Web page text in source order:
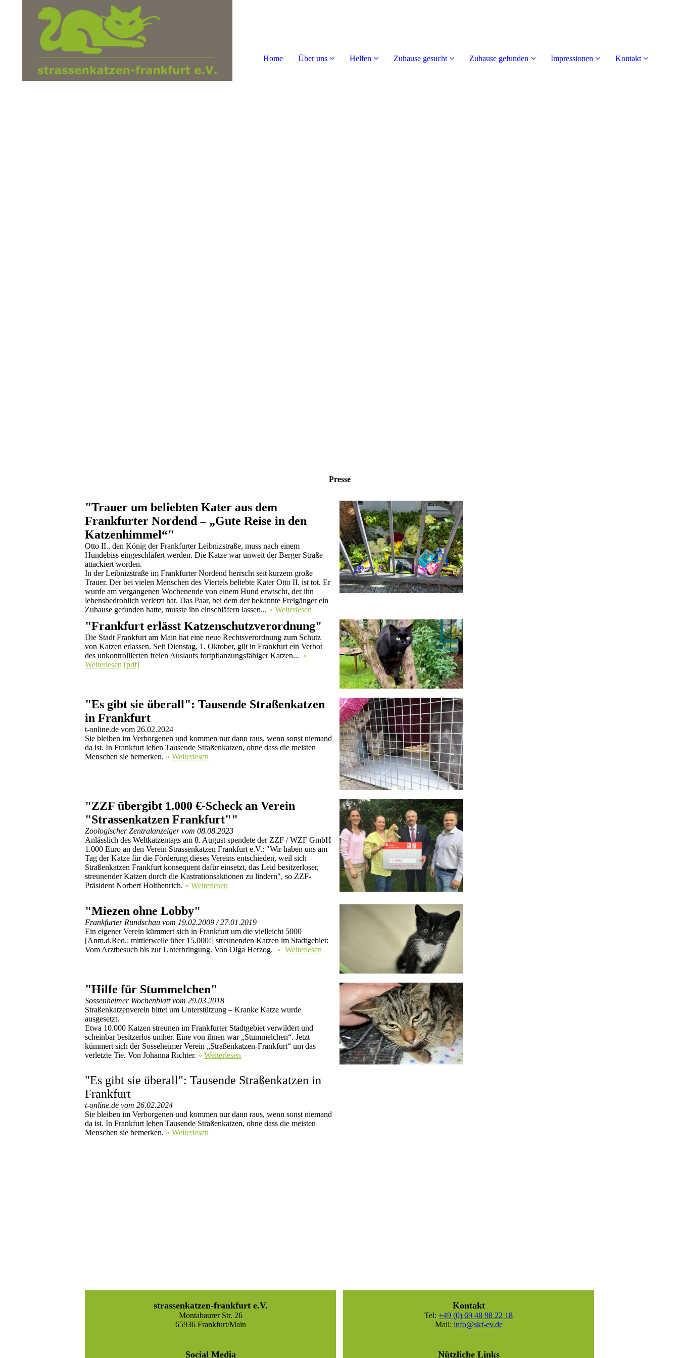
Home Über uns Helfen Zuhause gesucht Zuhause gefunden Impressionen Kontakt
Presse
"Trauer um beliebten Kater aus dem
Frankfurter Nordend – „Gute Reise in den
Katzenhimmel“"
Otto II., den König der Frankfurter Leibnizstraße, muss nach einem
Hundebiss eingeschläfert werden. Die Katze war unweit der Berger Straße
attackiert worden.
In der Leibnizstraße im Frankfurter Nordend herrscht seit kurzem große
Trauer. Der bei vielen Menschen des Viertels beliebte Kater Otto II. ist tot. Er
wurde am vergangenen Wochenende von einem Hund erwischt, der ihn
lebensbedrohlich verletzt hat. Das Paar, bei dem der bekannte Freigänger ein
Zuhause gefunden hatte, musste ihn einschläfern lassen... » Weiterlesen
"Frankfurt erlässt Katzenschutzverordnung"
Die Stadt Frankfurt am Main hat eine neue Rechtsverordnung zum Schutz
von Katzen erlassen. Seit Dienstag, 1. Oktober, gilt in Frankfurt ein Verbot
des unkontrollierten freien Auslaufs fortpflanzungsfähiger Katzen... »
Weiterlesen [pdf]
"Es gibt sie überall": Tausende Straßenkatzen
in Frankfurt
t-online.de vom 26.02.2024
Sie bleiben im Verborgenen und kommen nur dann raus, wenn sonst niemand
da ist. In Frankfurt leben Tausende Straßenkatzen, ohne dass die meisten
Menschen sie bemerken. » Weiterlesen
"ZZF übergibt 1.000 €-Scheck an Verein
"Strassenkatzen Frankfurt""
Zoologischer Zentralanzeiger vom 08.08.2023
Anlässlich des Weltkatzentags am 8. August spendete der ZZF / WZF GmbH
1.000 Euro an den Verein Strassenkatzen Frankfurt e.V.: "Wir haben uns am
Tag der Katze für die Förderung dieses Vereins entschieden, weil sich
Straßenkatzen Frankfurt konsequent dafür einsetzt, das Leid besitzerloser,
streunender Katzen durch die Kastrationsaktionen zu lindern", so ZZF-
Präsident Norbert Holthenrich. » Weiterlesen
"Miezen ohne Lobby"
Frankfurter Rundschau vom 19.02.2009 / 27.01.2019
Ein eigener Verein kümmert sich in Frankfurt um die vielleicht 5000
[Anm.d.Red.: mittlerweile über 15.000!] streunenden Katzen im Stadtgebiet:
Vom Arztbesuch bis zur Unterbringung. Von Olga Herzog. » Weiterlesen
"Hilfe für Stummelchen"
Sossenheimer Wochenblatt vom 29.03.2018
Straßenkatzenverein bittet um Unterstützung – Kranke Katze wurde
ausgesetzt.
Etwa 10.000 Katzen streunen im Frankfurter Stadtgebiet verwildert und
scheinbar besitzerlos umher. Eine von ihnen war „Stummelchen“. Jetzt
kümmert sich der Sosseheimer Verein „Straßenkatzen-Frankfurt“ um das
verletzte Tie. Von Johanna Richter. » Weiterlesen
"Es gibt sie überall": Tausende Straßenkatzen in
Frankfurt
t-online.de vom 26.02.2024
Sie bleiben im Verborgenen und kommen nur dann raus, wenn sonst niemand
da ist. In Frankfurt leben Tausende Straßenkatzen, ohne dass die meisten
Menschen sie bemerken. » Weiterlesen
strassenkatzen-frankfurt e.V.
Montabaurer Str. 26
65936 Frankfurt/Main
Kontakt
Tel: +49 (0) 69 48 98 22 18
Mail: info@skf-ev.de
Social Media Nützliche Links